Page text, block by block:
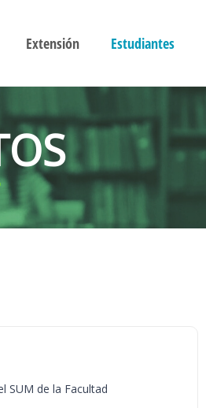
Extensión Estudiantes
SUM de la Facultad